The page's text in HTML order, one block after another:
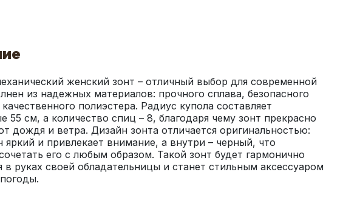
женский зонт – отличный выбор для современной
из надежных материалов: прочного сплава, безопасного
полиэстера. Радиус купола составляет
55 см, а количество спиц – 8, благодаря чему зонт прекрасно
дождя и ветра. Дизайн зонта отличается оригинальностью:
яркий и привлекает внимание, а внутри – черный, что
его с любым образом. Такой зонт будет гармонично
в руках своей обладательницы и станет стильным аксессуаром